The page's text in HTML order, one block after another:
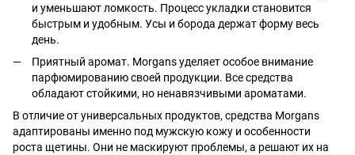
и уменьшают ломкость. Процесс укладки становится
быстрым и удобным. Усы и борода держат форму весь
день.
Приятный аромат. Morgans уделяет особое внимание
парфюмированию своей продукции. Все средства
обладают стойкими, но ненавязчивыми ароматами.
В отличие от универсальных продуктов, средства Morgans
адаптированы именно под мужскую кожу и особенности
роста щетины. Они не маскируют проблемы, а решают их на